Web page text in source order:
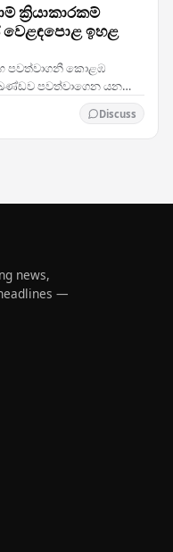
ක්‍රියාකාරකම්
ඉහළ
පවත්වාගනී කොළඹ
පවත්වාගෙන යන
පිරිවැටුම මෙහෙයවන
Discuss
news,
—